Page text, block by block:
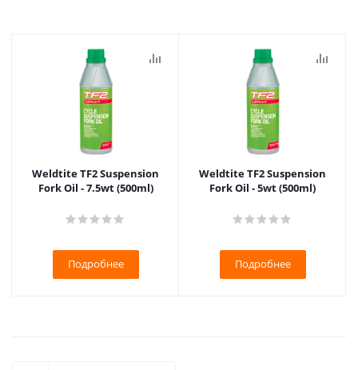
Weldtite TF2 Suspension
Fork Oil - 7.5wt (500ml)
Подробнее
Weldtite TF2 Suspension
Fork Oil - 5wt (500ml)
Подробнее